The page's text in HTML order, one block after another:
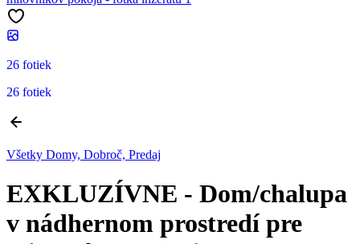
26 fotiek
26 fotiek
Všetky Domy, Dobroč, Predaj
EXKLUZÍVNE - Dom/chalupa
v nádhernom prostredí pre